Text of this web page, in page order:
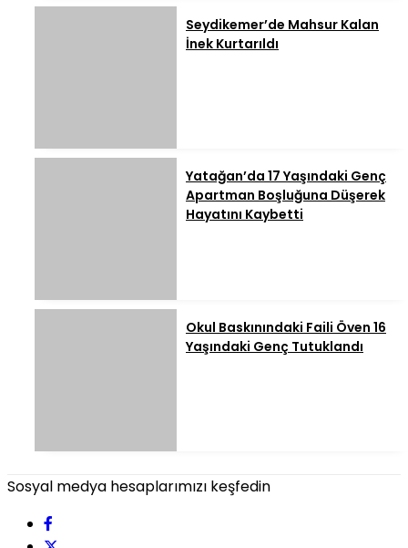
Seydikemer’de Mahsur Kalan
İnek Kurtarıldı
Yatağan’da 17 Yaşındaki Genç
Apartman Boşluğuna Düşerek
Hayatını Kaybetti
Okul Baskınındaki Faili Öven 16
Yaşındaki Genç Tutuklandı
Sosyal medya hesaplarımızı keşfedin